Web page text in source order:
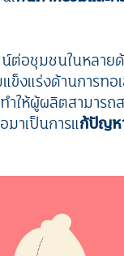
ต่อชุมชนในหลายด้
ข็งแร่งด้านการท
ให้ผู้ผลิตสามารถ
าเป็นการแก้ปัญห